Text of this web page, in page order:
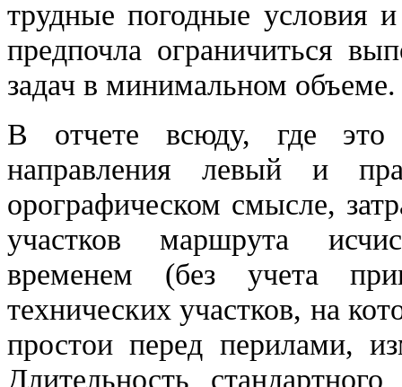
трудные погодные условия
предпочла ограничиться
задач в минимальном объеме.
В отчете всюду, где это
направления левый и
орографическом смысле,
участков маршрута
временем (без учета
технических участков, на
простои перед перилами,
Длительность